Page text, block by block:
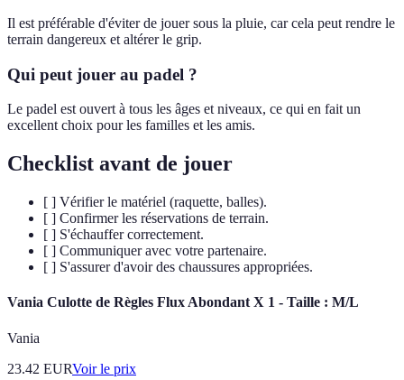
Il est préférable d'éviter de jouer sous la pluie, car cela peut rendre le
terrain dangereux et altérer le grip.
Qui peut jouer au padel ?
Le padel est ouvert à tous les âges et niveaux, ce qui en fait un
excellent choix pour les familles et les amis.
Checklist avant de jouer
[ ] Vérifier le matériel (raquette, balles).
[ ] Confirmer les réservations de terrain.
[ ] S'échauffer correctement.
[ ] Communiquer avec votre partenaire.
[ ] S'assurer d'avoir des chaussures appropriées.
Vania Culotte de Règles Flux Abondant X 1 - Taille : M/L
Vania
23.42 EURVoir le prix